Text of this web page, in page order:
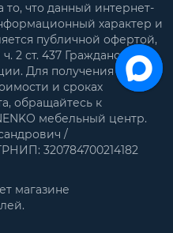
что данный интернет-
характер и
публичной офертой,
2 ст. 437 Гражданского
Для получения
и сроках
обращайтесь к
мебельный центр.
/
320784700214182
магазине